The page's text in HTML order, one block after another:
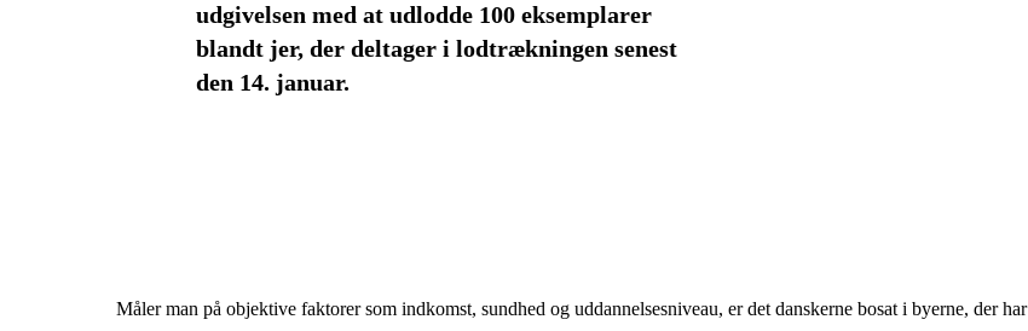
udgivelsen med at udlodde 100 eksemplarer
blandt jer, der deltager i lodtrækningen senest
den 14. januar.
Måler man på objektive faktorer som indkomst, sundhed og uddannelsesniveau, er det danskerne bosat i byerne, der har